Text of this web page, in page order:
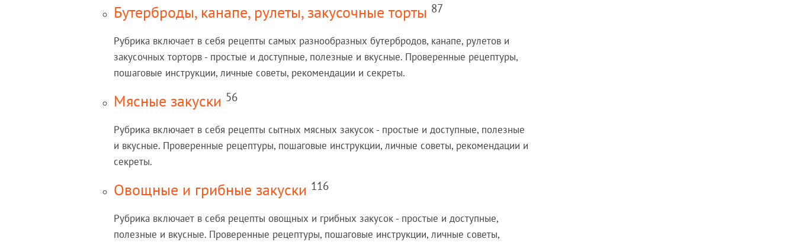
Бутерброды, канапе, рулеты, закусочные торты 87
Рубрика включает в себя рецепты самых разнообразных бутербродов, канапе, рулетов и
закусочных торторв - простые и доступные, полезные и вкусные. Проверенные рецептуры,
пошаговые инструкции, личные советы, рекомендации и секреты.
Мясные закуски 56
Рубрика включает в себя рецепты сытных мясных закусок - простые и доступные, полезные
и вкусные. Проверенные рецептуры, пошаговые инструкции, личные советы, рекомендации и
секреты.
Овощные и грибные закуски 116
Рубрика включает в себя рецепты овощных и грибных закусок - простые и доступные,
полезные и вкусные. Проверенные рецептуры, пошаговые инструкции, личные советы,